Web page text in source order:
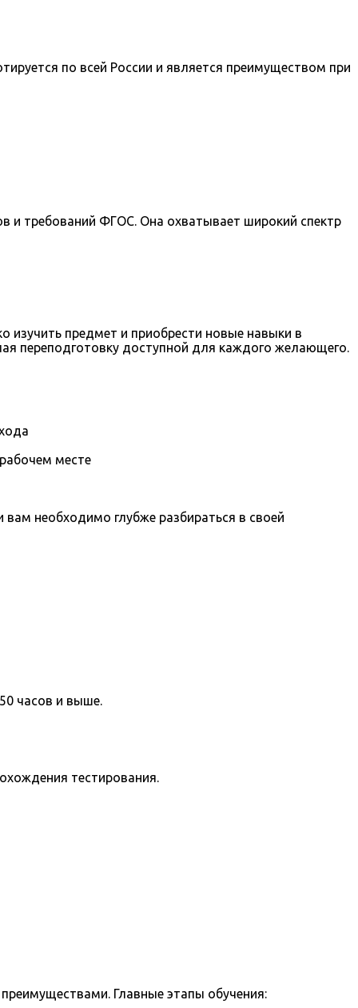
по всей России и является преимуществом при
и требований ФГОС. Она охватывает широкий спектр
изучить предмет и приобрести новые навыки в
переподготовку доступной для каждого желающего.
месте
необходимо глубже разбираться в своей
часов и выше.
тестирования.
Главные этапы обучения: